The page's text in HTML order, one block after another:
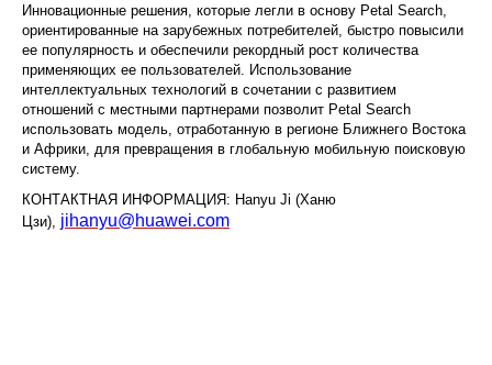
Инновационные решения, которые легли в основу Petal Search,
ориентированные на зарубежных потребителей, быстро повысили
ее популярность и обеспечили рекордный рост количества
применяющих ее пользователей. Использование
интеллектуальных технологий в сочетании с развитием
отношений с местными партнерами позволит Petal Search
использовать модель, отработанную в регионе Ближнего Востока
и Африки, для превращения в глобальную мобильную поисковую
систему.
КОНТАКТНАЯ ИНФОРМАЦИЯ: Hanyu Ji (Ханю
Цзи), jihanyu@huawei.com